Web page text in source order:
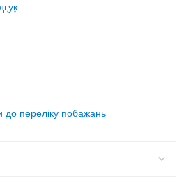
до переліку побажань